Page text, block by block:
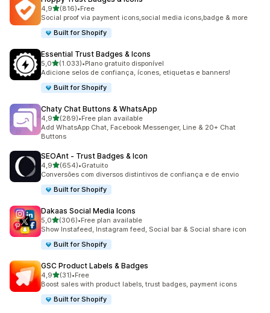
4,9de 5 estrelas
(816)
816 total de avaliações
•Free
Social proof via payment icons,social media icons,badge & more
Built for Shopify
Essential Trust Badges & Icons
5,0de 5 estrelas
(1.033)
1033 total de avaliações
•Plano gratuito disponível
Adicione selos de confiança, ícones, etiquetas e banners!
Built for Shopify
Chaty Chat Buttons & WhatsApp
4,9de 5 estrelas
(289)
289 total de avaliações
•Free plan available
Add WhatsApp Chat, Facebook Messenger, Line & 20+ Chat
Buttons
SEOAnt ‑ Trust Badges & Icon
4,9de 5 estrelas
(654)
654 total de avaliações
•Gratuito
Conversões com diversos distintivos de confiança e de envio
Built for Shopify
Dakaas Social Media Icons
5,0de 5 estrelas
(306)
306 total de avaliações
•Free plan available
Show Instafeed, Instagram feed, Social bar & Social share icon
Built for Shopify
GSC Product Labels & Badges
4,9de 5 estrelas
(31)
31 total de avaliações
•Free
Boost sales with product labels, trust badges, payment icons
Built for Shopify